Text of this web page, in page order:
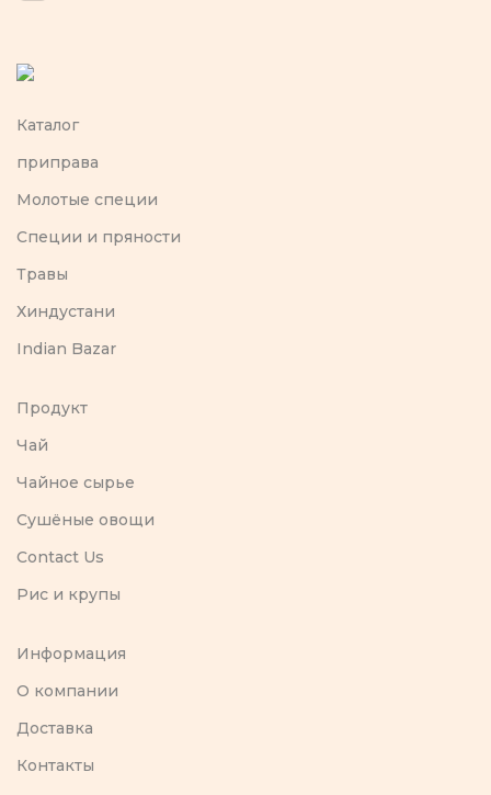
Каталог
приправа
Молотые специи
Специи и пряности
Травы
Хиндустани
Indian Bazar
Продукт
Чай
Чайное сырье
Сушёные овощи
Contact Us
Рис и крупы
Информация
O компании
Доставка
Контакты